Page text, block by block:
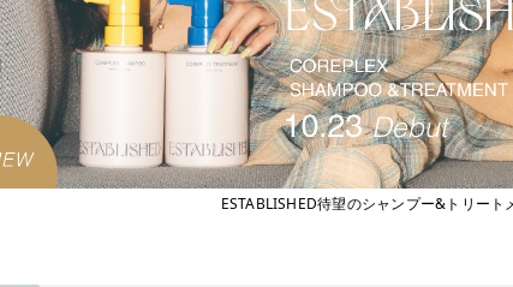
ESTABLISHED待望のシャンプー&トリート